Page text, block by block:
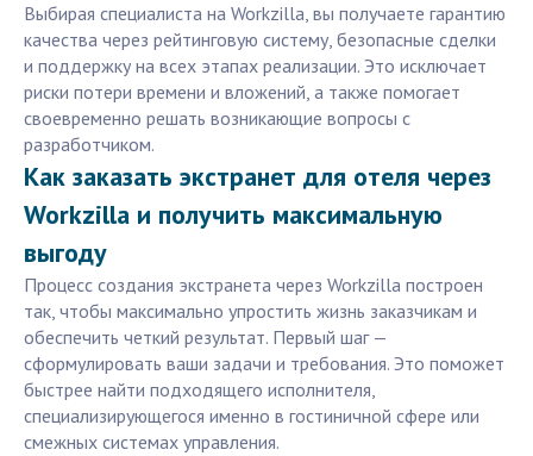
Выбирая специалиста на Workzilla, вы получаете гарантию
качества через рейтинговую систему, безопасные сделки
и поддержку на всех этапах реализации. Это исключает
риски потери времени и вложений, а также помогает
своевременно решать возникающие вопросы с
разработчиком.
Как заказать экстранет для отеля через
Workzilla и получить максимальную
выгоду
Процесс создания экстранета через Workzilla построен
так, чтобы максимально упростить жизнь заказчикам и
обеспечить четкий результат. Первый шаг —
сформулировать ваши задачи и требования. Это поможет
быстрее найти подходящего исполнителя,
специализирующегося именно в гостиничной сфере или
смежных системах управления.